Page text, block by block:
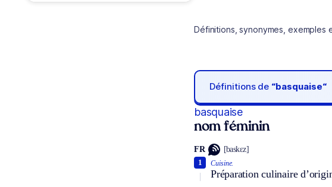
Définitions, synonymes, exemples
Définitions de “basquaise“
basquaise
nom féminin
FR [baskɛz]
Cuisine.
Préparation culinaire
1